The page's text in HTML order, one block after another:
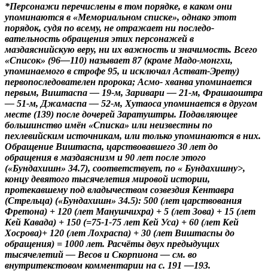
*Персонажи перечислены в том порядке, в каком они
упоминаются в «Мемориальном списке», однако этот
порядок, судя по всему, не отражает ни последо-
вательность обращения этих персонажей в
маздаяснийскую веру, ни их важность и значимость. Всего
«Список» (96—110) называет 87 (кроме Мадо-монгхи,
упоминаемого в строфе 95, и исключал Астват-Эрету)
первопоследователен пророка; Асмо- хванва упоминается
первым, Виштаспа — 19-м, Заривари — 21-м, Фрашаоштра
— 51-м, Джамаспа — 52-м, Хутаоса упоминается в другом
месте (139) после дочерей Заратуштры. Подавляющее
большинство имён «Списка» или неизвестны по
пехлевийским источникам, или только упоминаются в них.
Обращение Виштаспа, царствовавшего 30 лет до
обращения в маздаяснизм и 90 лет после этого
(«Бундахишн» 34.7), соответствует, по « Бундахишну>,
концу девятого тысячелетия мировой истории,
протекавшему под владычеством созвездия Кентавра
(Стрельца) («Бундахишн» 34.5): 500 (лет царствования
Фретона) + 120 (лет Манушчихра) + 5 (лет Зова) + 15 (лет
Кей Кавада) + 150 (=75-1-75 лет Кей Уса) + 60 (лет Кей
Хосрова)+ 120 (лет Лохраспа) + 30 (лет Виштаспы до
обращения) = 1000 лет. Расчёты двух предыдущих
тысячелетий — Весов и Скорпиона — см. во
внутритекстовом комментарии на с. 191 —193.